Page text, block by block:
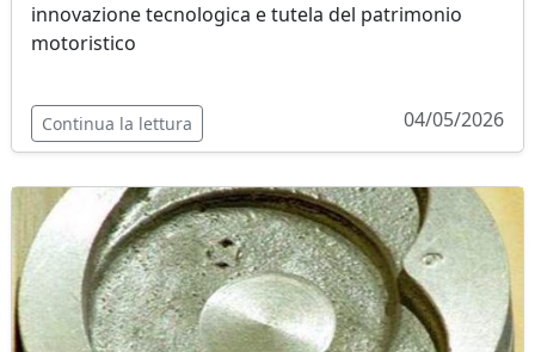
innovazione tecnologica e tutela del patrimonio
motoristico
Continua la lettura 04/05/2026